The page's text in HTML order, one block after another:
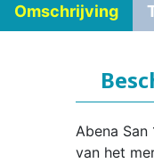
Omschrijving
Abena
van het